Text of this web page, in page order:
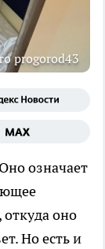
progorod43
означает
оно
Но есть и